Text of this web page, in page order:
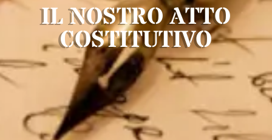
IL NOSTRO ATTO
COSTITUTIVO